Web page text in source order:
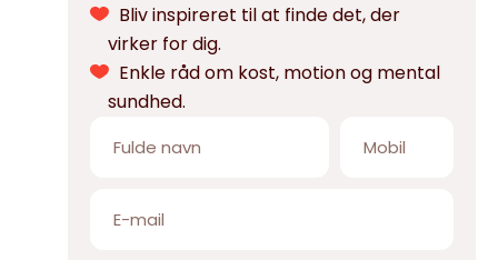
Bliv inspireret til at finde det, der
virker for dig.
Enkle råd om kost, motion og mental
sundhed.